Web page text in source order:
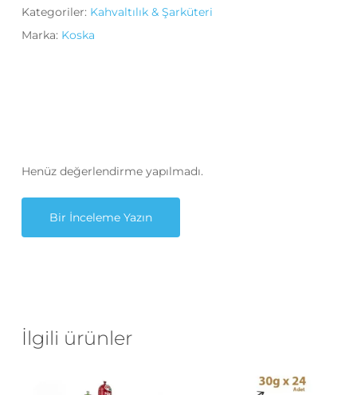
Kategoriler: Kahvaltılık & Şarküteri
Marka: Koska
Henüz değerlendirme yapılmadı.
Bir İnceleme Yazın
İlgili ürünler